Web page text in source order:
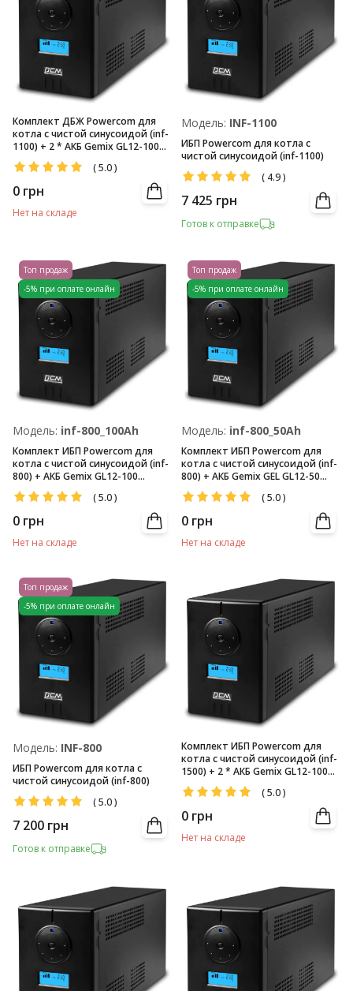
Комплект ДБЖ Powercom для
котла с чистой синусоидой (inf-
1100) + 2 * АКБ Gemix GL12-100
(12V/100Аг)
(5.0)
0 грн
Нет на складе
Модель: INF-1100
ИБП Powercom для котла с
чистой синусоидой (inf-1100)
( 4.9)
7 425 грн
Готов к отправке
Топ продаж
-5% при оплате онлайн
Модель: inf-800_100Ah
Комплект ИБП Powercom для
котла с чистой синусоидой (inf-
800) + АКБ Gemix GL12-100
(12V/100Ач)
(5.0)
0 грн
Нет на складе
Топ продаж
-5% при оплате онлайн
Модель: inf-800_50Ah
Комплект ИБП Powercom для
котла с чистой синусоидой (inf-
800) + АКБ Gemix GEL GL12-50
(12V/50Ач)
(5.0)
0 грн
Нет на складе
Топ продаж
-5% при оплате онлайн
Модель: INF-800
ИБП Powercom для котла с
чистой синусоидой (inf-800)
(5.0)
7 200 грн
Готов к отправке
Комплект ИБП Powercom для
котла с чистой синусоидой (inf-
1500) + 2 * АКБ Gemix GL12-100
(12V/100Аг)
(5.0)
0 грн
Нет на складе